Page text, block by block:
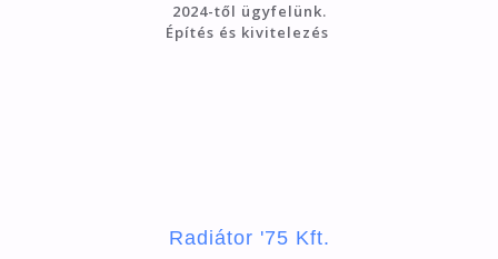
2024-től ügyfelünk.
Építés és kivitelezés
Radiátor '75 Kft.